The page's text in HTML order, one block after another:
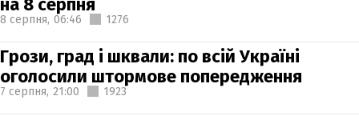
8 серпня, 06:46 1276
Грози, град і шквали: по всій Україні
оголосили штормове попередження
7 серпня, 21:00 1923